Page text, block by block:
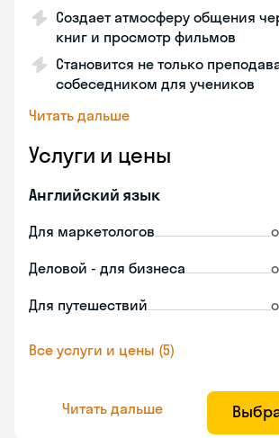
Создает атмосферу общения
книг и просмотр фильмов
Становится не только
собеседником для учеников
Читать дальше
Услуги и цены
Английский язык
Для маркетологов
Деловой - для бизнеса
Для путешествий
Все услуги и цены (5)
Читать дальше